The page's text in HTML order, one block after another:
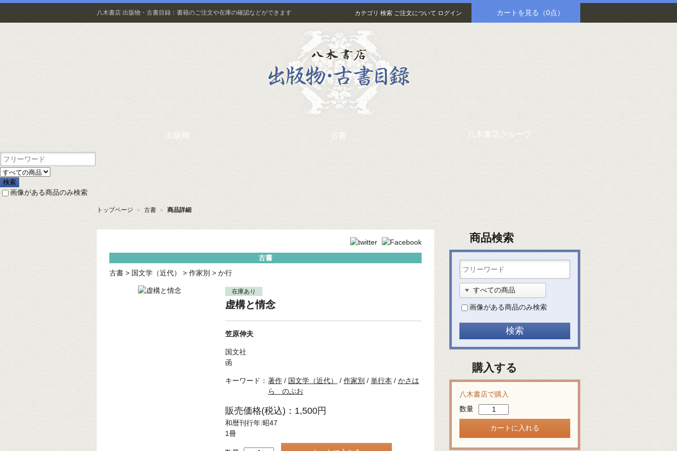
八木書店 出版物・古書目録：書籍のご注文や在庫の確認などができます カテゴリ 検索 ご注文について ログイン カートを見る （0点）
出版物 古書 八木書店グループ
画像がある商品のみ検索
トップページ ＞ 古書 ＞ 商品詳細
古書
古書 > 国文学（近代） > 作家別 > か行
在庫あり
虚構と情念
笠原伸夫
国文社
函
キーワード： 著作 / 国文学（近代） / 作家別 / 単行本 / かさは
ら のぶお
販売価格(税込)：1,500円
和暦刊行年:昭47
1冊
商品検索
画像がある商品のみ検索
購入する
八木書店で購入
数量